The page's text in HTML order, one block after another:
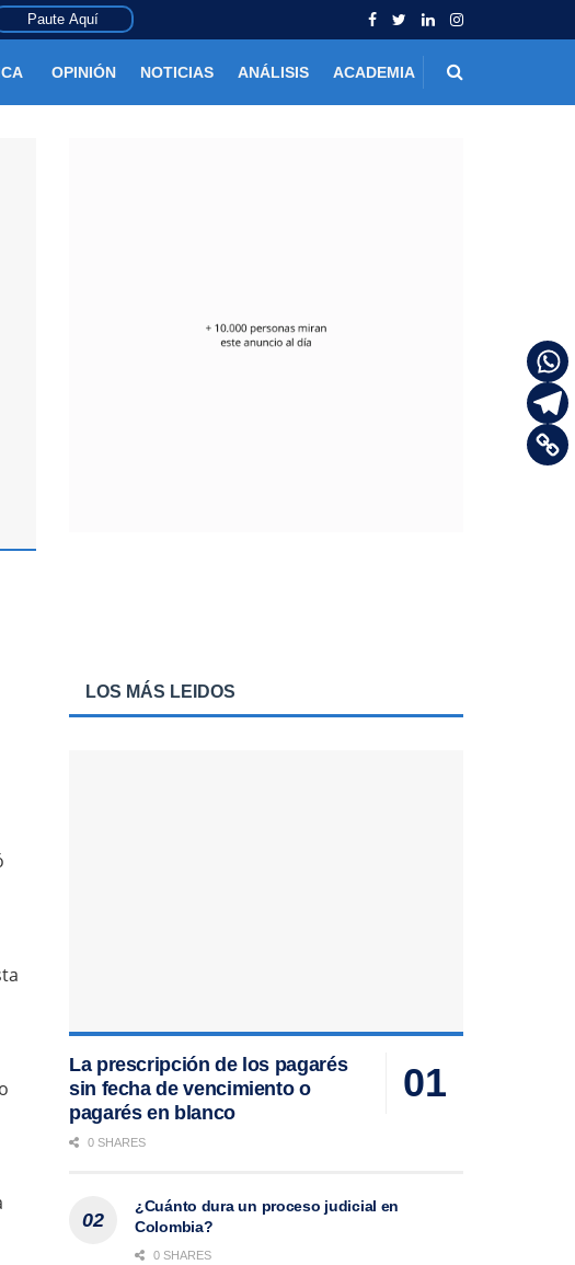
Paute Aquí
OPINIÓN NOTICIAS ANÁLISIS ACADEMIA
LOS MÁS LEIDOS
La prescripción de los pagarés
sin fecha de vencimiento o
pagarés en blanco
0 SHARES
¿Cuánto dura un proceso judicial en
Colombia?
0 SHARES